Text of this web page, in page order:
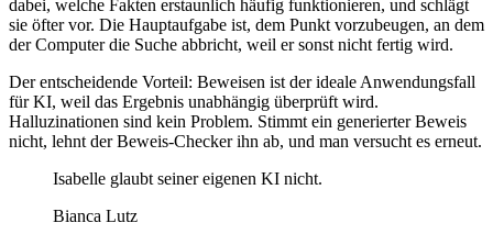
dabei, welche Fakten erstaunlich häufig funktionieren, und schlägt
sie öfter vor. Die Hauptaufgabe ist, dem Punkt vorzubeugen, an dem
der Computer die Suche abbricht, weil er sonst nicht fertig wird.
Der entscheidende Vorteil: Beweisen ist der ideale Anwendungsfall
für KI, weil das Ergebnis unabhängig überprüft wird.
Halluzinationen sind kein Problem. Stimmt ein generierter Beweis
nicht, lehnt der Beweis-Checker ihn ab, und man versucht es erneut.
Isabelle glaubt seiner eigenen KI nicht.
Bianca Lutz